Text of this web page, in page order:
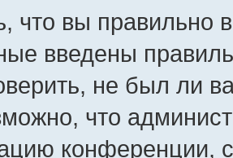
что вы правильно
введены
не был ли
что
конференции,